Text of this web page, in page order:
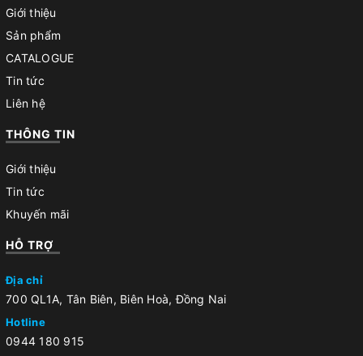
Giới thiệu
Sản phẩm
CATALOGUE
Tin tức
Liên hệ
THÔNG TIN
Giới thiệu
Tin tức
Khuyến mãi
HỖ TRỢ
Địa chỉ
700 QL1A, Tân Biên, Biên Hoà, Đồng Nai
Hotline
0944 180 915